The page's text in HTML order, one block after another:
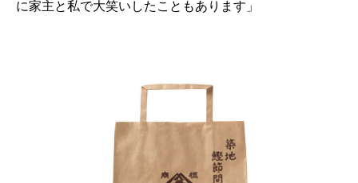
に家主と私で大笑いしたこともあります」